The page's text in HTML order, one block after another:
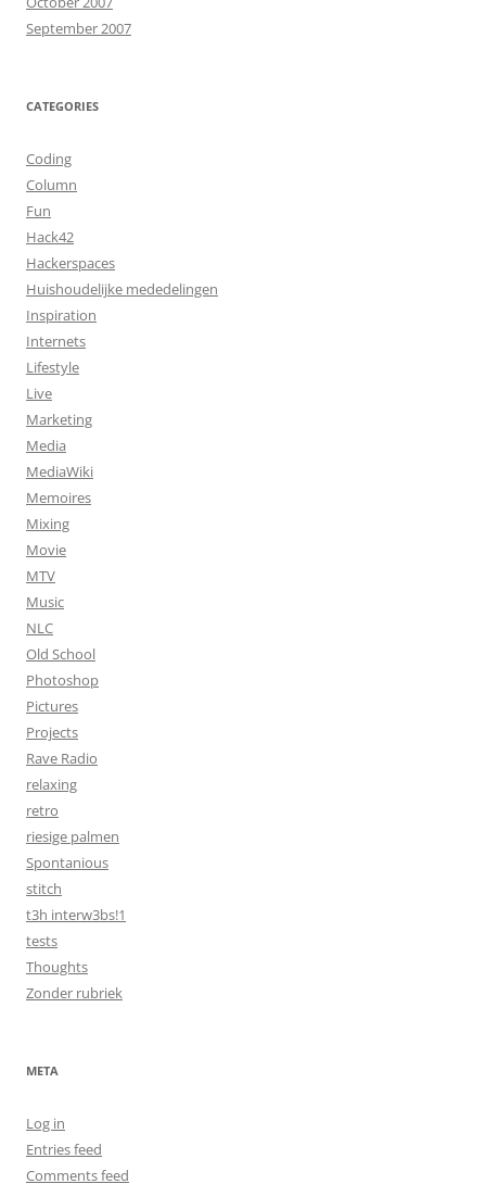
September 2007
CATEGORIES
Coding
Column
Fun
Hack42
Hackerspaces
Huishoudelijke mededelingen
Inspiration
Internets
Lifestyle
Live
Marketing
Media
MediaWiki
Memoires
Mixing
Movie
MTV
Music
NLC
Old School
Photoshop
Pictures
Projects
Rave Radio
relaxing
retro
riesige palmen
Spontanious
stitch
t3h interw3bs!1
tests
Thoughts
Zonder rubriek
META
Log in
Entries feed
Comments feed